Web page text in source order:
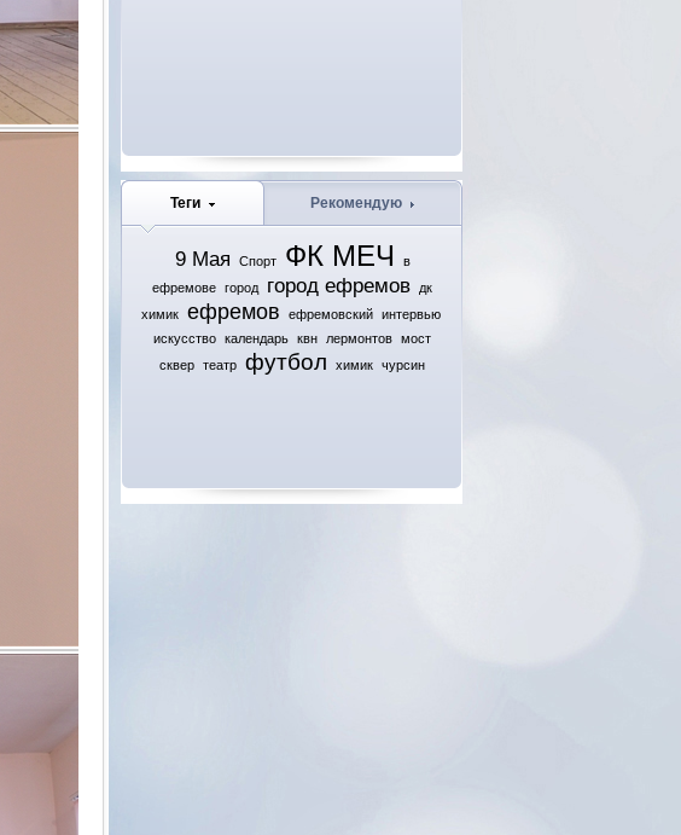
Теги Рекомендую
9 Мая Спорт ФК МЕЧ
в
ефремове
город город ефремов
дк
химик
ефремов ефремовский
интервью
искусство
календарь квн лермонтов
мост
сквер
театр футбол химик чурсин